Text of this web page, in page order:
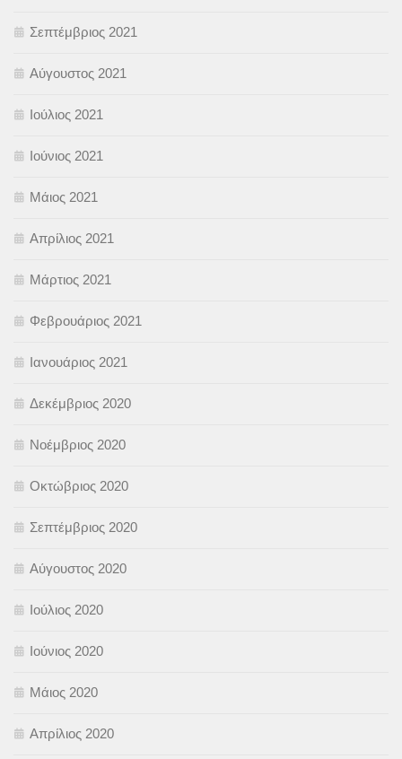
Σεπτέμβριος 2021
Αύγουστος 2021
Ιούλιος 2021
Ιούνιος 2021
Μάιος 2021
Απρίλιος 2021
Μάρτιος 2021
Φεβρουάριος 2021
Ιανουάριος 2021
Δεκέμβριος 2020
Νοέμβριος 2020
Οκτώβριος 2020
Σεπτέμβριος 2020
Αύγουστος 2020
Ιούλιος 2020
Ιούνιος 2020
Μάιος 2020
Απρίλιος 2020